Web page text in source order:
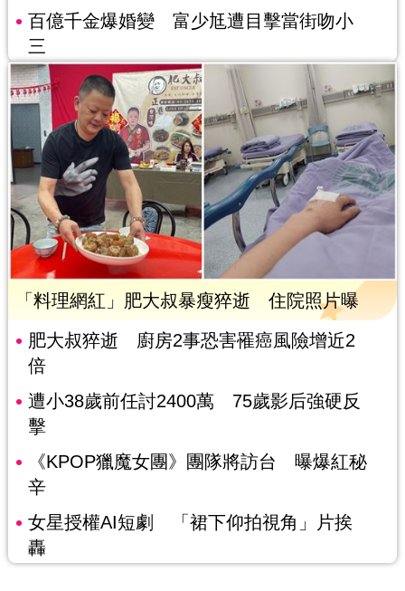
百億千金爆婚變 富少尪遭目擊當街吻小
三
「料理網紅」肥大叔暴瘦猝逝 住院照片曝
肥大叔猝逝 廚房2事恐害罹癌風險增近2
倍
遭小38歲前任討2400萬 75歲影后強硬反
擊
《KPOP獵魔女團》團隊將訪台 曝爆紅秘
辛
女星授權AI短劇 「裙下仰拍視角」片挨
轟